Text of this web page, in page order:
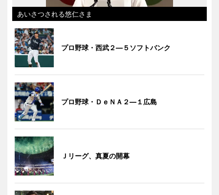
あいさつされる悠仁さま
プロ野球・西武２―５ソフトバンク
プロ野球・ＤｅＮＡ２―１広島
Ｊリーグ、真夏の開幕